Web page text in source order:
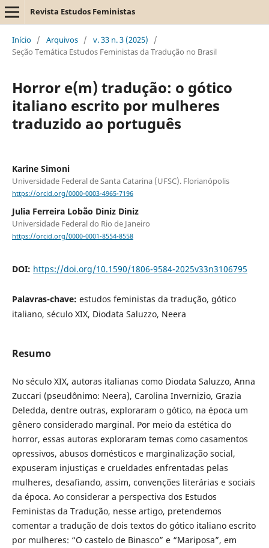
Revista Estudos Feministas
Início / Arquivos / v. 33 n. 3 (2025)
/
Seção Temática Estudos Feministas da Tradução no Brasil
Horror e(m) tradução: o gótico
italiano escrito por mulheres
traduzido ao português
Karine Simoni
Universidade Federal de Santa Catarina (UFSC). Florianópolis
https://orcid.org/0000-0003-4965-7196
Julia Ferreira Lobão Diniz Diniz
Universidade Federal do Rio de Janeiro
https://orcid.org/0000-0001-8554-8558
DOI: https://doi.org/10.1590/1806-9584-2025v33n3106795
Palavras-chave: estudos feministas da tradução, gótico
italiano, século XIX, Diodata Saluzzo, Neera
Resumo
No século XIX, autoras italianas como Diodata Saluzzo, Anna
Zuccari (pseudônimo: Neera), Carolina Invernizio, Grazia
Deledda, dentre outras, exploraram o gótico, na época um
gênero considerado marginal. Por meio da estética do
horror, essas autoras exploraram temas como casamentos
opressivos, abusos domésticos e marginalização social,
expuseram injustiças e crueldades enfrentadas pelas
mulheres, desafiando, assim, convenções literárias e sociais
da época. Ao considerar a perspectiva dos Estudos
Feministas da Tradução, nesse artigo, pretendemos
comentar a tradução de dois textos do gótico italiano escrito
por mulheres: “O castelo de Binasco” e “Mariposa”, em